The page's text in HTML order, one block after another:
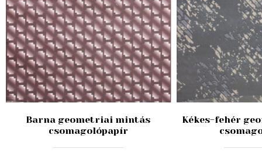
Barna geometriai mintás
csomagolópapír
Kékes-fehér